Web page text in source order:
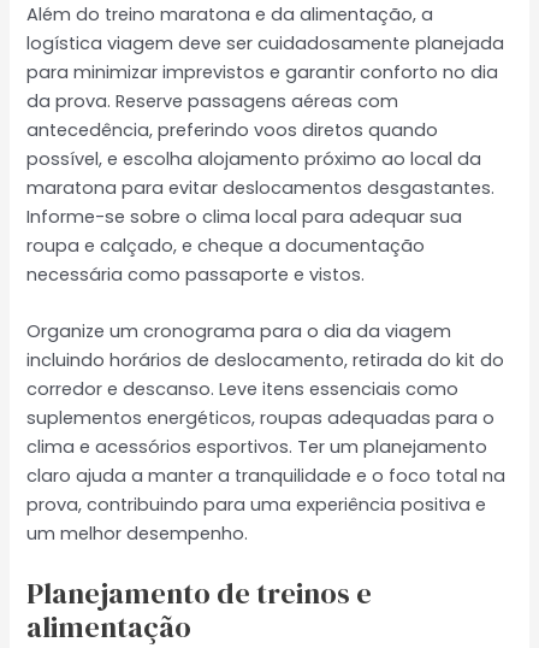
Além do treino maratona e da alimentação, a
logística viagem deve ser cuidadosamente planejada
para minimizar imprevistos e garantir conforto no dia
da prova. Reserve passagens aéreas com
antecedência, preferindo voos diretos quando
possível, e escolha alojamento próximo ao local da
maratona para evitar deslocamentos desgastantes.
Informe-se sobre o clima local para adequar sua
roupa e calçado, e cheque a documentação
necessária como passaporte e vistos.
Organize um cronograma para o dia da viagem
incluindo horários de deslocamento, retirada do kit do
corredor e descanso. Leve itens essenciais como
suplementos energéticos, roupas adequadas para o
clima e acessórios esportivos. Ter um planejamento
claro ajuda a manter a tranquilidade e o foco total na
prova, contribuindo para uma experiência positiva e
um melhor desempenho.
Planejamento de treinos e
alimentação